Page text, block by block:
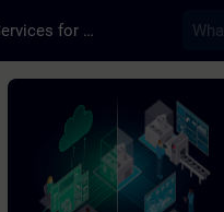
Training Services for Digital Industries
Course - TIA